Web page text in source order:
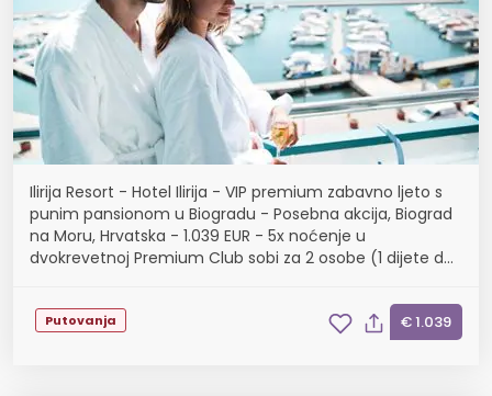
Ilirija Resort - Hotel Ilirija - VIP premium zabavno ljeto s
punim pansionom u Biogradu - Posebna akcija, Biograd
na Moru, Hrvatska - 1.039 EUR - 5x noćenje u
dvokrevetnoj Premium Club sobi za 2 osobe (1 dijete do
Putovanja € 1.039